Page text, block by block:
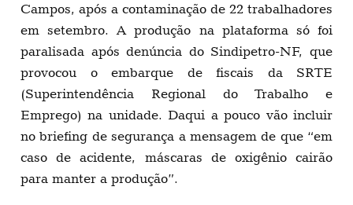
Campos, após a contaminação de 22 trabalhadores
em setembro. A produção na plataforma só foi
paralisada após denúncia do Sindipetro-NF, que
provocou o embarque de fiscais da SRTE
(Superintendência Regional do Trabalho e
Emprego) na unidade. Daqui a pouco vão incluir
no briefing de segurança a mensagem de que “em
caso de acidente, máscaras de oxigênio cairão
para manter a produção”.